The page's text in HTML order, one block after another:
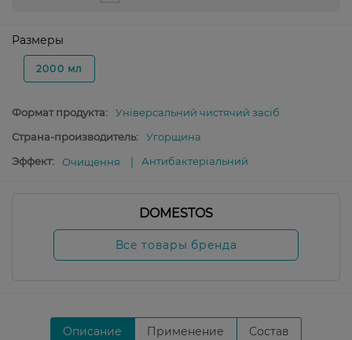
Размеры
2000 мл
Формат продукта:
Універсальний чистячий засіб
Страна-производитель:
Угорщина
Эффект:
Очищення Антибактеріальний
DOMESTOS
Все товары бренда
Описание Применение Состав